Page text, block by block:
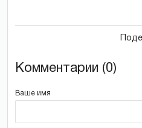
Комментарии (0)
Ваше имя